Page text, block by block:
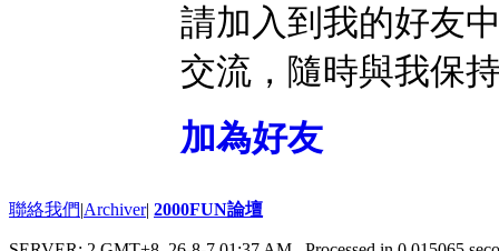
請加入到我的好友
交流，隨時與我保
加為好友
聯絡我們|Archiver| 2000FUN論壇